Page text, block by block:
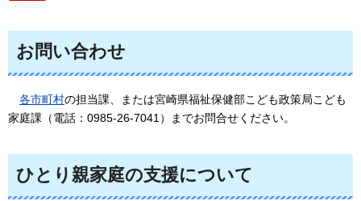
お問い合わせ
各市町村の担当課、または宮崎県福祉保健部こども政策局こども
家庭課（電話：0985-26-7041）までお問合せください。
ひとり親家庭の支援について